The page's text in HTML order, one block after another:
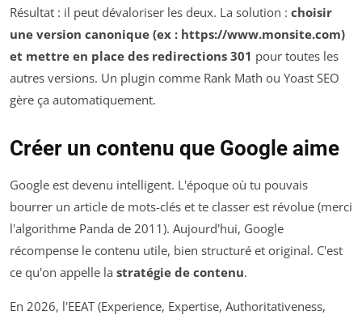
Résultat : il peut dévaloriser les deux. La solution : choisir
une version canonique (ex : https://www.monsite.com)
et mettre en place des redirections 301 pour toutes les
autres versions. Un plugin comme Rank Math ou Yoast SEO
gère ça automatiquement.
Créer un contenu que Google aime
Google est devenu intelligent. L'époque où tu pouvais
bourrer un article de mots-clés et te classer est révolue (merci
l'algorithme Panda de 2011). Aujourd'hui, Google
récompense le contenu utile, bien structuré et original. C'est
ce qu'on appelle la stratégie de contenu.
En 2026, l'EEAT (Experience, Expertise, Authoritativeness,